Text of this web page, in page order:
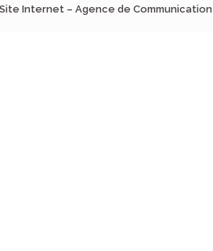
Internet – Agence de Communication